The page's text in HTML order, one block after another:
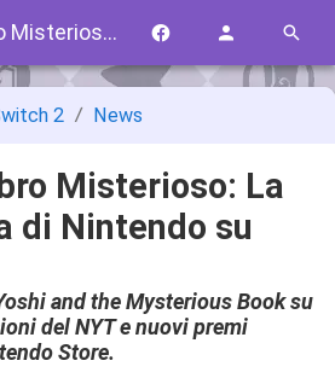
Yoshi e il Libro Misterioso: La Nuova Fiaba di Nintendo su Switch 2
2 News
Misterioso: La
di Nintendo su
and the Mysterious Book su
del NYT e nuovi premi
Store.